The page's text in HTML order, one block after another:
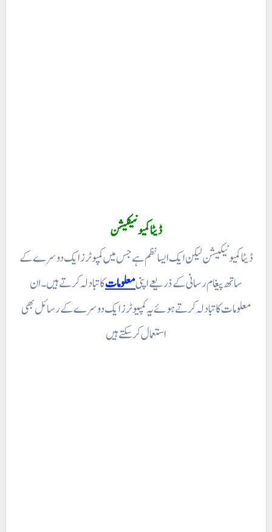
ڈیٹا کمیونیکیشن
ڈیٹاکمیونیکیشن لیکن ایک ایسا نظم ہے جس میں کمپوٹرز ایک دوسرے کے
ساتھ پیغام رسانی کے ذریعے اپنیمعلوماتکا تبادلہ کرتے ہیں۔ ان
معلومات کا تبادلہ کرتے ہوئے یہ کمپیوٹرز ایک دوسرے کے رسائل بھی
استعمال کر سکتے ہیں